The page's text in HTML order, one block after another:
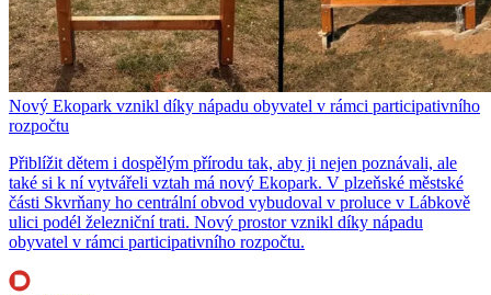
Nový Ekopark vznikl díky nápadu obyvatel v rámci participativního
rozpočtu
Přiblížit dětem i dospělým přírodu tak, aby ji nejen poznávali, ale
také si k ní vytvářeli vztah má nový Ekopark. V plzeňské městské
části Skvrňany ho centrální obvod vybudoval v proluce v Lábkově
ulici podél železniční trati. Nový prostor vznikl díky nápadu
obyvatel v rámci participativního rozpočtu.